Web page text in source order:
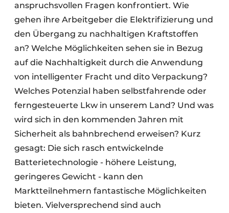
anspruchsvollen Fragen konfrontiert. Wie
gehen ihre Arbeitgeber die Elektrifizierung und
den Übergang zu nachhaltigen Kraftstoffen
an? Welche Möglichkeiten sehen sie in Bezug
auf die Nachhaltigkeit durch die Anwendung
von intelligenter Fracht und dito Verpackung?
Welches Potenzial haben selbstfahrende oder
ferngesteuerte Lkw in unserem Land? Und was
wird sich in den kommenden Jahren mit
Sicherheit als bahnbrechend erweisen? Kurz
gesagt: Die sich rasch entwickelnde
Batterietechnologie - höhere Leistung,
geringeres Gewicht - kann den
Marktteilnehmern fantastische Möglichkeiten
bieten. Vielversprechend sind auch